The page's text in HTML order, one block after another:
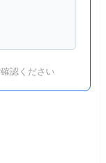
認ください